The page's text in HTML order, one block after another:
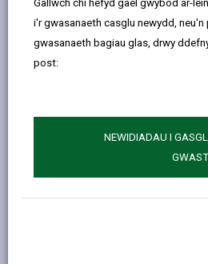
Gallwch chi hefyd gael gwybod ar-
i'r gwasanaeth casglu newydd, neu'n
gwasanaeth bagiau glas, drwy
post:
NEWIDIADAU I
Amcanion, Is-
gwaith a phrif
siaradwyr
Amcan 2: Cynnal
hyder trigolion y
Gymraeg a’u defnydd